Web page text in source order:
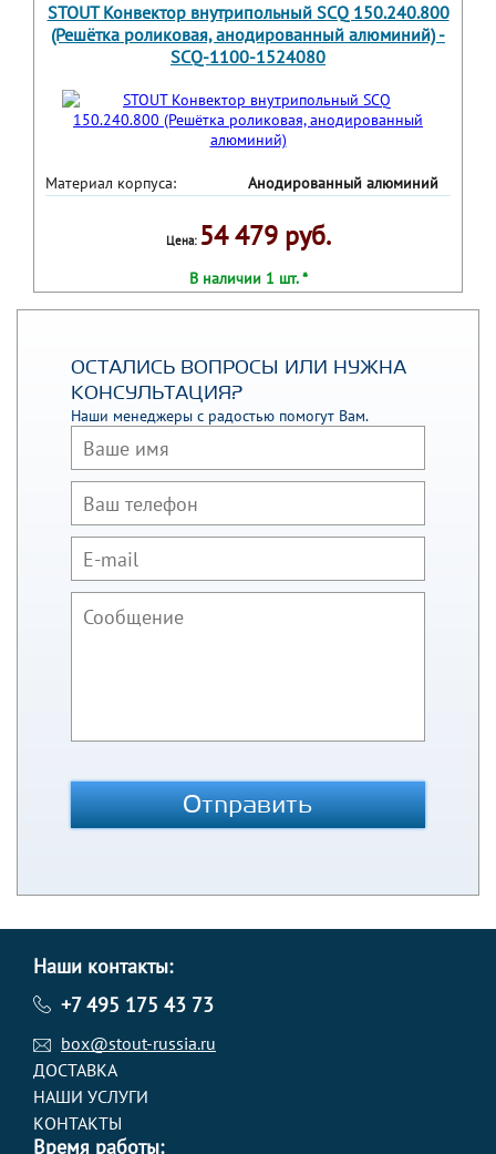
STOUT Конвектор внутрипольный SCQ 150.240.800
(Решётка роликовая, анодированный алюминий) -
SCQ-1100-1524080
Материал корпуса: Анодированный алюминий
Цена: 54 479 руб.
В наличии 1 шт. *
ОСТАЛИСЬ ВОПРОСЫ ИЛИ НУЖНА
КОНСУЛЬТАЦИЯ?
Наши менеджеры с радостью помогут Вам.
Отправить
Наши контакты:
+7 495 175 43 73
box@stout-russia.ru
ДОСТАВКА
НАШИ УСЛУГИ
КОНТАКТЫ
Время работы: